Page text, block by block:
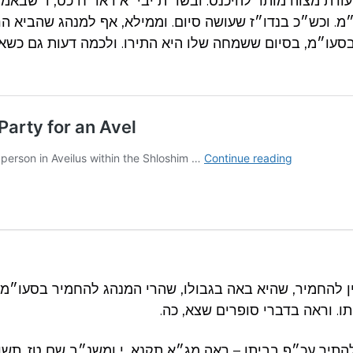
וכש״כ בנדו״ז שעושה סיום. וממילא, אף למנהג שהביא
בסיום ששמחה שלו היא התירו. ולכמה דעות גם
להחמיר, שהיא באה בגבולו, שהרי המנהג להחמיר
וראה בדברי סופרים שצא, כה.